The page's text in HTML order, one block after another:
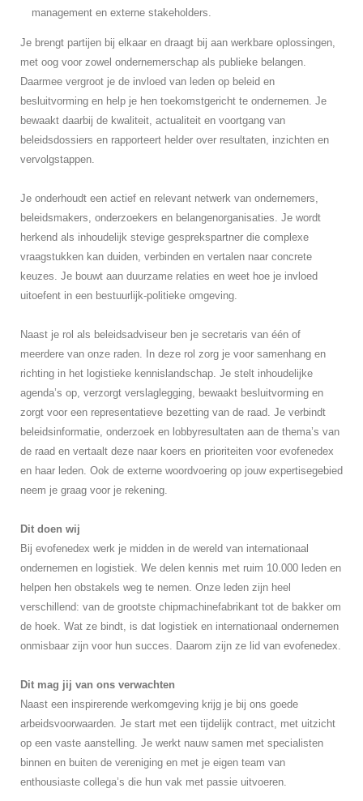
management en externe stakeholders.
Je brengt partijen bij elkaar en draagt bij aan werkbare oplossingen,
met oog voor zowel ondernemerschap als publieke belangen.
Daarmee vergroot je de invloed van leden op beleid en
besluitvorming en help je hen toekomstgericht te ondernemen. Je
bewaakt daarbij de kwaliteit, actualiteit en voortgang van
beleidsdossiers en rapporteert helder over resultaten, inzichten en
vervolgstappen.
Je onderhoudt een actief en relevant netwerk van ondernemers,
beleidsmakers, onderzoekers en belangenorganisaties. Je wordt
herkend als inhoudelijk stevige gesprekspartner die complexe
vraagstukken kan duiden, verbinden en vertalen naar concrete
keuzes. Je bouwt aan duurzame relaties en weet hoe je invloed
uitoefent in een bestuurlijk-politieke omgeving.
Naast je rol als beleidsadviseur ben je secretaris van één of
meerdere van onze raden. In deze rol zorg je voor samenhang en
richting in het logistieke kennislandschap. Je stelt inhoudelijke
agenda’s op, verzorgt verslaglegging, bewaakt besluitvorming en
zorgt voor een representatieve bezetting van de raad. Je verbindt
beleidsinformatie, onderzoek en lobbyresultaten aan de thema’s van
de raad en vertaalt deze naar koers en prioriteiten voor evofenedex
en haar leden. Ook de externe woordvoering op jouw expertisegebied
neem je graag voor je rekening.
Dit doen wij
Bij evofenedex werk je midden in de wereld van internationaal
ondernemen en logistiek. We delen kennis met ruim 10.000 leden en
helpen hen obstakels weg te nemen. Onze leden zijn heel
verschillend: van de grootste chipmachinefabrikant tot de bakker om
de hoek. Wat ze bindt, is dat logistiek en internationaal ondernemen
onmisbaar zijn voor hun succes. Daarom zijn ze lid van evofenedex.
Dit mag jij van ons verwachten
Naast een inspirerende werkomgeving krijg je bij ons goede
arbeidsvoorwaarden. Je start met een tijdelijk contract, met uitzicht
op een vaste aanstelling. Je werkt nauw samen met specialisten
binnen en buiten de vereniging en met je eigen team van
enthousiaste collega’s die hun vak met passie uitvoeren.